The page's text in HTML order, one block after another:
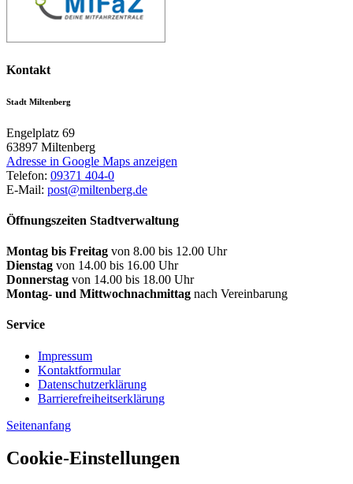
Kontakt
Stadt Miltenberg
Engelplatz 69
63897 Miltenberg
Adresse in Google Maps anzeigen
Telefon: 09371 404-0
E-Mail: post@miltenberg.de
Öffnungszeiten Stadtverwaltung
Montag bis Freitag von 8.00 bis 12.00 Uhr
Dienstag von 14.00 bis 16.00 Uhr
Donnerstag von 14.00 bis 18.00 Uhr
Montag- und Mittwochnachmittag nach Vereinbarung
Service
Impressum
Kontaktformular
Datenschutzerklärung
Barrierefreiheitserklärung
Seitenanfang
Cookie-Einstellungen